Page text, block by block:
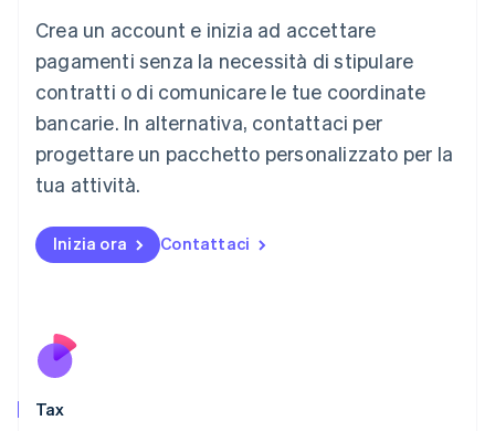
Crea un account e inizia ad accettare
pagamenti senza la necessità di stipulare
contratti o di comunicare le tue coordinate
bancarie. In alternativa, contattaci per
progettare un pacchetto personalizzato per la
tua attività.
Inizia ora Contattaci
Tax
DeutschEnglish
Lituania
Français DeutschEnglish
Malaysia
English 简体中文
Malta
Messico
EspañolEnglish
English
Paesi Bassi